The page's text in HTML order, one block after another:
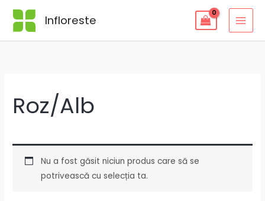
Skip
Infloreste
Roz/Alb
Nu a fost găsit niciun produs care să se
potrivească cu selecția ta.